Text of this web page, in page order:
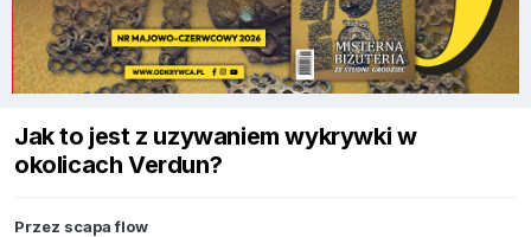
Jak to jest z uzywaniem wykrywki w
okolicach Verdun?
Przez scapa flow